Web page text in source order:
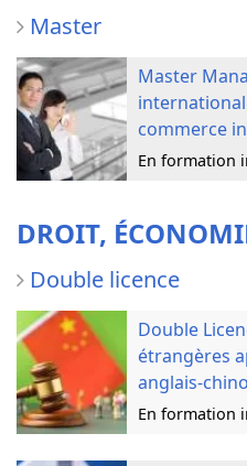
Master
Master
commerce
En formation
DROIT,
Double licence
Double
étrangères
anglais-
En formation